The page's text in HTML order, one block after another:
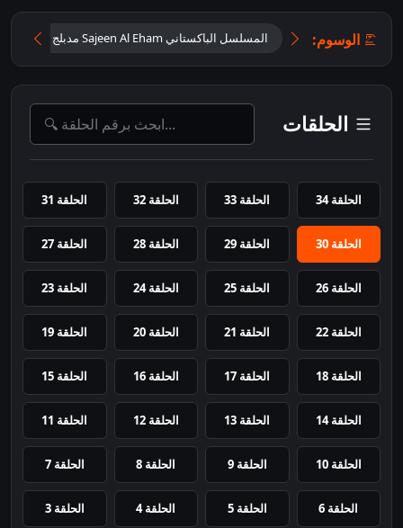
الوسوم: المسلسل الباكستاني Sajeen Al Eham مدبلج
الحلقات
الحلقة 34 الحلقة 33 الحلقة 32 الحلقة 31
الحلقة 30 الحلقة 29 الحلقة 28 الحلقة 27
الحلقة 26 الحلقة 25 الحلقة 24 الحلقة 23
الحلقة 22 الحلقة 21 الحلقة 20 الحلقة 19
الحلقة 18 الحلقة 17 الحلقة 16 الحلقة 15
الحلقة 14 الحلقة 13 الحلقة 12 الحلقة 11
الحلقة 10 الحلقة 9 الحلقة 8 الحلقة 7
الحلقة 6 الحلقة 5 الحلقة 4 الحلقة 3